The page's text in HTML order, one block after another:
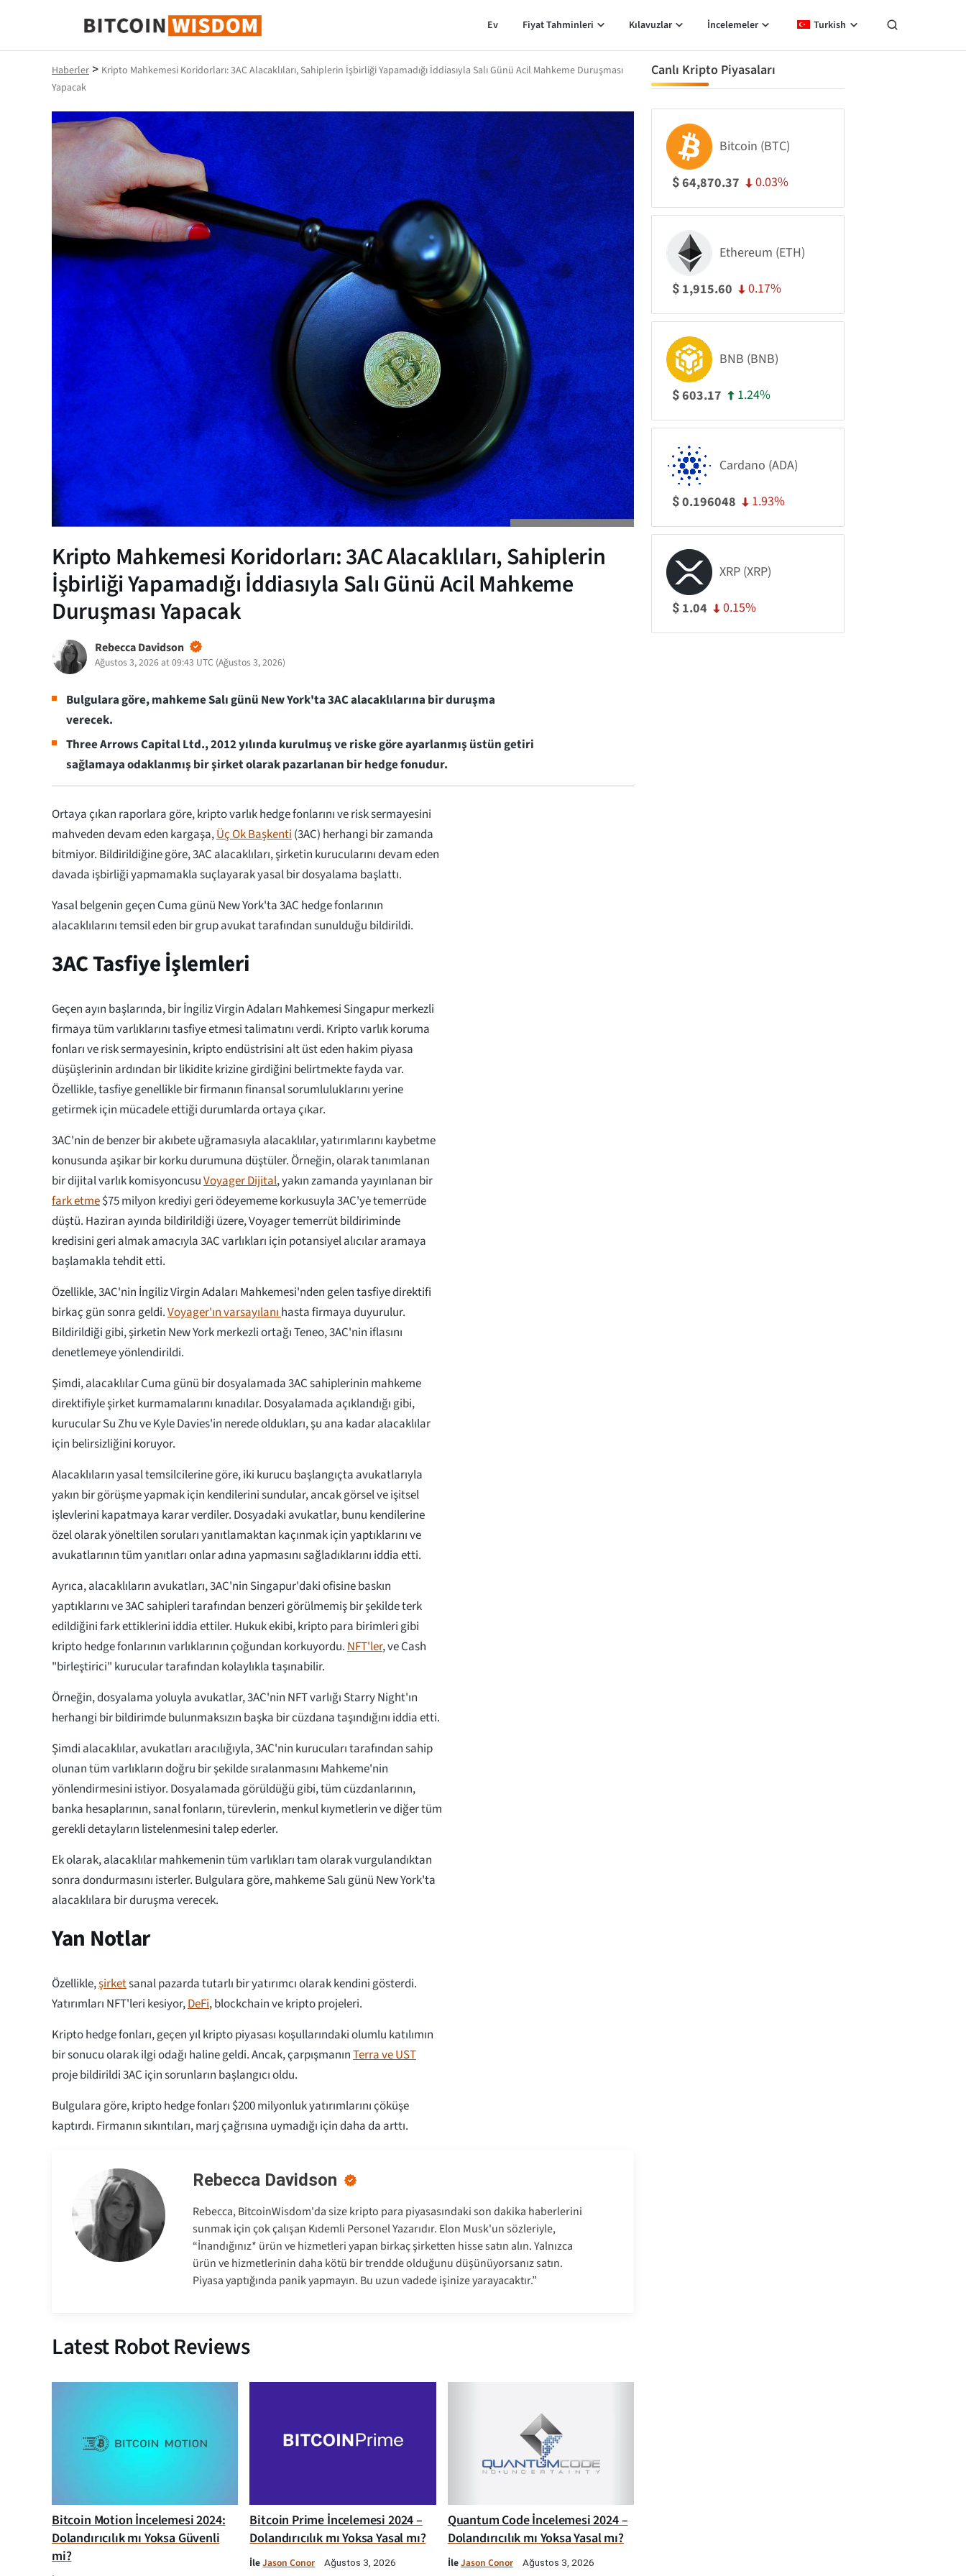
Bitcoin Bilgeliği
Ev Fiyat Tahminleri Kılavuzlar İncelemeler Turkish
Haberler > Kripto Mahkemesi Koridorları: 3AC Alacaklıları, Sahiplerin İşbirliği Yapamadığı İddiasıyla Salı Günü Acil Mahkeme Duruşması
Yapacak
Kripto Mahkemesi Koridorları: 3AC Alacaklıları, Sahiplerin
İşbirliği Yapamadığı İddiasıyla Salı Günü Acil Mahkeme
Duruşması Yapacak
Rebecca Davidson
Ağustos 3, 2026 at 09:43 UTC (Ağustos 3, 2026)
Bulgulara göre, mahkeme Salı günü New York'ta 3AC alacaklılarına bir duruşma
verecek.
Three Arrows Capital Ltd., 2012 yılında kurulmuş ve riske göre ayarlanmış üstün getiri
sağlamaya odaklanmış bir şirket olarak pazarlanan bir hedge fonudur.
Ortaya çıkan raporlara göre, kripto varlık hedge fonlarını ve risk sermayesini
mahveden devam eden kargaşa,Üç Ok Başkenti(3AC) herhangi bir zamanda
bitmiyor. Bildirildiğine göre, 3AC alacaklıları, şirketin kurucularını devam eden
davada işbirliği yapmamakla suçlayarak yasal bir dosyalama başlattı.
Yasal belgenin geçen Cuma günü New York'ta 3AC hedge fonlarının
alacaklılarını temsil eden bir grup avukat tarafından sunulduğu bildirildi.
3AC Tasfiye İşlemleri
Geçen ayın başlarında, bir İngiliz Virgin Adaları Mahkemesi Singapur merkezli
firmaya tüm varlıklarını tasfiye etmesi talimatını verdi. Kripto varlık koruma
fonları ve risk sermayesinin, kripto endüstrisini alt üst eden hakim piyasa
düşüşlerinin ardından bir likidite krizine girdiğini belirtmekte fayda var.
Özellikle, tasfiye genellikle bir firmanın finansal sorumluluklarını yerine
getirmek için mücadele ettiği durumlarda ortaya çıkar.
3AC'nin de benzer bir akıbete uğramasıyla alacaklılar, yatırımlarını kaybetme
konusunda aşikar bir korku durumuna düştüler. Örneğin, olarak tanımlanan
bir dijital varlık komisyoncusuVoyager Dijital, yakın zamanda yayınlanan bir
fark etme$75 milyon krediyi geri ödeyememe korkusuyla 3AC'ye temerrüde
düştü. Haziran ayında bildirildiği üzere, Voyager temerrüt bildiriminde
kredisini geri almak amacıyla 3AC varlıkları için potansiyel alıcılar aramaya
başlamakla tehdit etti.
Özellikle, 3AC'nin İngiliz Virgin Adaları Mahkemesi'nden gelen tasfiye direktifi
birkaç gün sonra geldi.Voyager'ın varsayılanıhasta firmaya duyurulur.
Bildirildiği gibi, şirketin New York merkezli ortağı Teneo, 3AC'nin iflasını
denetlemeye yönlendirildi.
Şimdi, alacaklılar Cuma günü bir dosyalamada 3AC sahiplerinin mahkeme
direktifiyle şirket kurmamalarını kınadılar. Dosyalamada açıklandığı gibi,
kurucular Su Zhu ve Kyle Davies'in nerede oldukları, şu ana kadar alacaklılar
için belirsizliğini koruyor.
Alacaklıların yasal temsilcilerine göre, iki kurucu başlangıçta avukatlarıyla
yakın bir görüşme yapmak için kendilerini sundular, ancak görsel ve işitsel
işlevlerini kapatmaya karar verdiler. Dosyadaki avukatlar, bunu kendilerine
özel olarak yöneltilen soruları yanıtlamaktan kaçınmak için yaptıklarını ve
avukatlarının tüm yanıtları onlar adına yapmasını sağladıklarını iddia etti.
Ayrıca, alacaklıların avukatları, 3AC'nin Singapur'daki ofisine baskın
yaptıklarını ve 3AC sahipleri tarafından benzeri görülmemiş bir şekilde terk
edildiğini fark ettiklerini iddia ettiler. Hukuk ekibi, kripto para birimleri gibi
kripto hedge fonlarının varlıklarının çoğundan korkuyordu.NFT'ler, ve Cash
"birleştirici" kurucular tarafından kolaylıkla taşınabilir.
Örneğin, dosyalama yoluyla avukatlar, 3AC'nin NFT varlığı Starry Night'ın
herhangi bir bildirimde bulunmaksızın başka bir cüzdana taşındığını iddia etti.
Şimdi alacaklılar, avukatları aracılığıyla, 3AC'nin kurucuları tarafından sahip
olunan tüm varlıkların doğru bir şekilde sıralanmasını Mahkeme'nin
yönlendirmesini istiyor. Dosyalamada görüldüğü gibi, tüm cüzdanlarının,
banka hesaplarının, sanal fonların, türevlerin, menkul kıymetlerin ve diğer tüm
gerekli detayların listelenmesini talep ederler.
Ek olarak, alacaklılar mahkemenin tüm varlıkları tam olarak vurgulandıktan
sonra dondurmasını isterler. Bulgulara göre, mahkeme Salı günü New York'ta
alacaklılara bir duruşma verecek.
Yan Notlar
Özellikle,şirketsanal pazarda tutarlı bir yatırımcı olarak kendini gösterdi.
Yatırımları NFT'leri kesiyor,DeFi, blockchain ve kripto projeleri.
Kripto hedge fonları, geçen yıl kripto piyasası koşullarındaki olumlu katılımın
bir sonucu olarak ilgi odağı haline geldi. Ancak, çarpışmanınTerra ve UST
proje bildirildi 3AC için sorunların başlangıcı oldu.
Bulgulara göre, kripto hedge fonları $200 milyonluk yatırımlarını çöküşe
kaptırdı. Firmanın sıkıntıları, marj çağrısına uymadığı için daha da arttı.
Rebecca Davidson
Rebecca, BitcoinWisdom'da size kripto para piyasasındaki son dakika haberlerini
sunmak için çok çalışan Kıdemli Personel Yazarıdır. Elon Musk'un sözleriyle,
“İnandığınız* ürün ve hizmetleri yapan birkaç şirketten hisse satın alın. Yalnızca
ürün ve hizmetlerinin daha kötü bir trendde olduğunu düşünüyorsanız satın.
Piyasa yaptığında panik yapmayın. Bu uzun vadede işinize yarayacaktır.”
Latest Robot Reviews
Bitcoin Motion İncelemesi 2024:
Dolandırıcılık mı Yoksa Güvenli
mi?
Bitcoin Prime İncelemesi 2024 –
Dolandırıcılık mı Yoksa Yasal mı?
İleJason Conor Ağustos 3, 2026
Quantum Code İncelemesi 2024 –
Dolandırıcılık mı Yoksa Yasal mı?
İleJason Conor Ağustos 3, 2026
Canlı Kripto Piyasaları
Bitcoin (BTC)
$64,870.37 0.03%
Ethereum (ETH)
$ 1,915.60 0.17%
BNB (BNB)
$603.17 1.24%
Cardano (ADA)
$0.196048 1.93%
XRP (XRP)
$ 1.04 0.15%